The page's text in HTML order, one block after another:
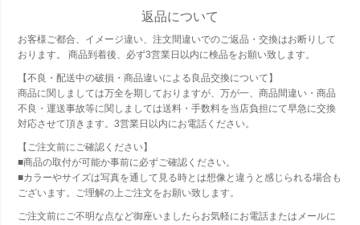
返品について
お客様ご都合、イメージ違い、注文間違いでのご返品・交換はお断りして
おります。 商品到着後、必ず3営業日以内に検品をお願い致します。
【不良・配送中の破損・商品違いによる良品交換について】
商品に関しましては万全を期しておりますが、万が一、商品間違い・商品
不良・運送事故等に関しましては送料・手数料を当店負担にて早急に交換
対応させて頂きます。3営業日以内にお電話ください。
【ご注文前にご確認ください】
■商品の取付が可能か事前に必ずご確認ください。
■カラーやサイズは写真を通して見る時とは想像と違うと感じられる場合も
ございます。ご理解の上ご注文をお願い致します。
ご注文前にご不明な点など御座いましたらお気軽にお電話またはメールに